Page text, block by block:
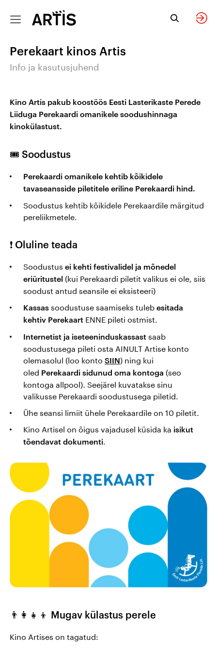
Tagasi
Eriprogramm
Sulge
Suvepilet
Ainult friikidele
meistriteos +
Y2K filmid!
filmiõhtu
Artise animeõhtu
Eesti (dok)filmi
õhtu
Daamide valik
Artise
lastehommik
Artišokk ahvatleb
Väärikad
Tagasi
Sinu
sündmus
Sulge
Privaatne
kinoseanss
Lapse sünnipäev
Sinu
suurel ekraanil
Broneeri
privaatne
Artise koolikino
Tagasi
Kinkepilet
Sulge
Kinkepileti info
kinkepilet
Tagasi
Keel
Sulge
Eesti keeles
Perekaart kinos Artis
Info ja kasutusjuhend
Kino Artis pakub koostöös Eesti Lasterikaste Perede
Liiduga Perekaardi omanikele soodushinnaga
kinokülastust.
🎟️ Soodustus
Perekaardi omanikele kehtib kõikidele
tavaseansside piletitele eriline Perekaardi hind.
Soodustus kehtib kõikidele Perekaardile märgitud
pereliikmetele.
❗ Oluline teada
Soodustus ei kehti festivalidel ja mõnedel
eriüritustel (kui Perekaardi piletit valikus ei ole, siis
soodust antud seansile ei eksisteeri)
Kassas soodustuse saamiseks tuleb esitada
kehtiv Perekaart ENNE pileti ostmist.
Internetist ja iseteeninduskassast saab
soodustusega pileti osta AINULT Artise konto
olemasolul (loo konto SIIN) ning kui
oled Perekaardi sidunud oma kontoga (seo
kontoga allpool). Seejärel kuvatakse sinu
valikusse Perekaardi soodustusega piletid.
Ühe seansi limiit ühele Perekaardile on 10 piletit.
Kino Artisel on õigus vajadusel küsida ka isikut
tõendavat dokumenti.
👨‍👩‍👧‍👦 Mugav külastus perele
Kino Artises on tagatud: